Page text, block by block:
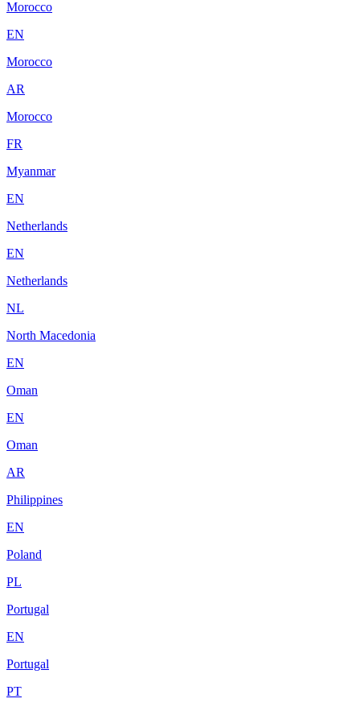
Morocco
EN
Morocco
AR
Morocco
FR
Myanmar
EN
Netherlands
EN
Netherlands
NL
North Macedonia
EN
Oman
EN
Oman
AR
Philippines
EN
Poland
PL
Portugal
EN
Portugal
PT